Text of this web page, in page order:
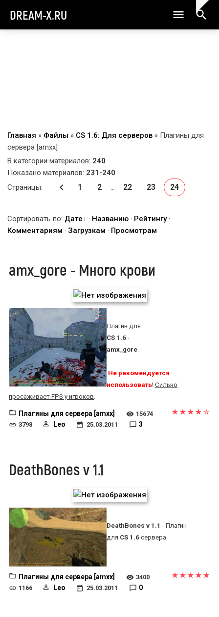
DREAM-X.RU
Главная » Файлы » CS 1.6: Для серверов » Плагины для
сервера [amxx]
В категории материалов: 240
Показано материалов: 231-240
Страницы: 1 2 ... 22 23 24
Сортировать по: Дате · Названию · Рейтингу·
Комментариям · Загрузкам · Просмотрам
amx_gore - Много крови
Плагин для
CS 1.6 -
amx_gore.
Не рекомендуется
использовать! Сильно
просаживает FPS у игроков.
Плагины для сервера [amxx]
15674
3798
Leo 25.03.2011 3
DeathBones v 1.1
DeathBones v 1.1 - Плагин
для CS 1.6 сервера
Плагины для сервера [amxx]
3400
1166
Leo 25.03.2011 0